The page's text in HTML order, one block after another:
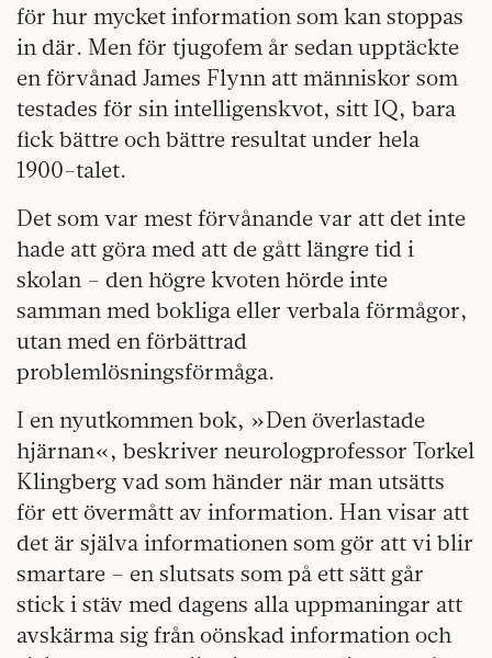
för hur mycket information som kan stoppas
in där. Men för tjugofem år sedan upptäckte
en förvånad James Flynn att människor som
testades för sin intelligenskvot, sitt IQ, bara
fick bättre och bättre resultat under hela
1900-talet.
Det som var mest förvånande var att det inte
hade att göra med att de gått längre tid i
skolan – den högre kvoten hörde inte
samman med bokliga eller verbala förmågor,
utan med en förbättrad
problemlösningsförmåga.
I en nyutkommen bok, »Den överlastade
hjärnan«, beskriver neurologprofessor Torkel
Klingberg vad som händer när man utsätts
för ett övermått av information. Han visar att
det är själva informationen som gör att vi blir
smartare – en slutsats som på ett sätt går
stick i stäv med dagens alla uppmaningar att
avskärma sig från oönskad information och